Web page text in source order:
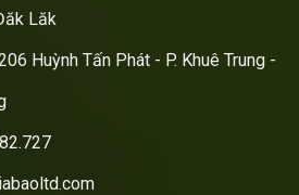
Lăk
Huỳnh Tấn Phát - P. Khuê Trung -